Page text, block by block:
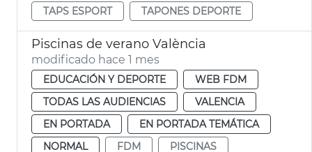
TAPS ESPORT
TAPONES DEPORTE
Piscinas de verano València
modificado hace 1 mes
EDUCACIÓN Y DEPORTE
WEB FDM
TODAS LAS AUDIENCIAS
VALENCIA
EN PORTADA
EN PORTADA TEMÁTICA
NORMAL
FDM
PISCINAS